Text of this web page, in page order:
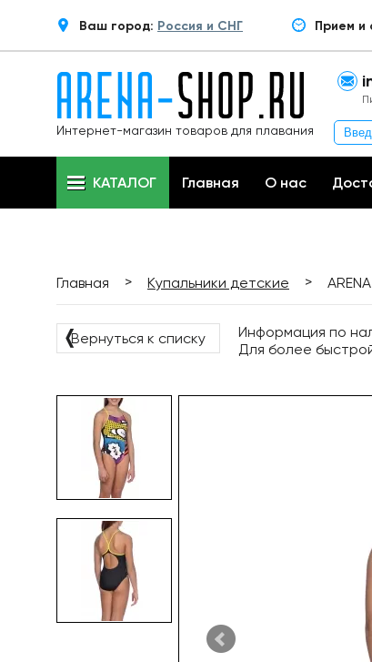
Ваш город: Россия и СНГ Прием и
Интернет-магазин товаров для плавания
КАТАЛОГ Главная О нас
Главная > Купальники детские >
❬Вернуться к списку
Информация по
Для более